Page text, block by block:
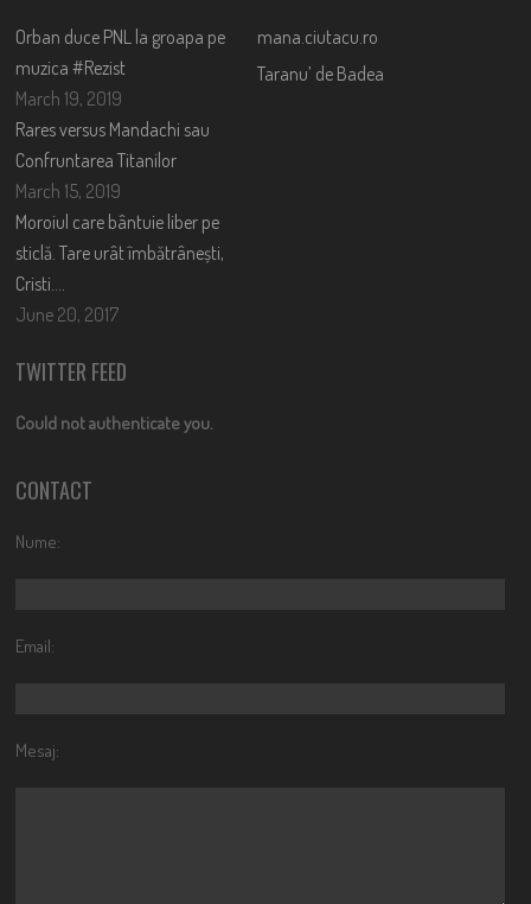
Orban duce PNL la groapa pe
muzica #Rezist
March 19, 2019
Rares versus Mandachi sau
Confruntarea Titanilor
March 15, 2019
Moroiul care bântuie liber pe
sticlă. Tare urât îmbătrânești,
Cristi….
June 20, 2017
mana.ciutacu.ro
Taranu’ de Badea
TWITTER FEED
Could not authenticate you.
CONTACT
Nume:
Email:
Mesaj: